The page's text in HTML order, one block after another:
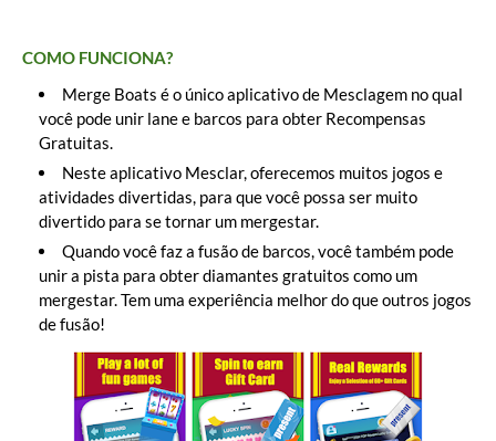
COMO FUNCIONA?
Merge Boats é o único aplicativo de Mesclagem no qual
você pode unir lane e barcos para obter Recompensas
Gratuitas.
Neste aplicativo Mesclar, oferecemos muitos jogos e
atividades divertidas, para que você possa ser muito
divertido para se tornar um mergestar.
Quando você faz a fusão de barcos, você também pode
unir a pista para obter diamantes gratuitos como um
mergestar. Tem uma experiência melhor do que outros jogos
de fusão!